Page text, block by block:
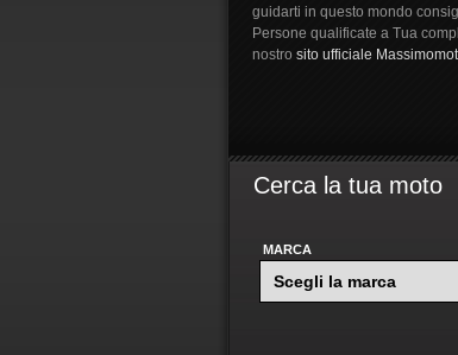
guidarti in questo mondo
Persone qualificate a Tua
nostro sito ufficiale
Cerca la tua moto
MARCA